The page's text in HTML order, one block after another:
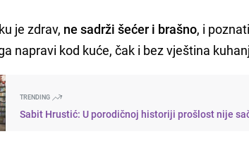
je zdrav, ne sadrži šećer i brašno, i
napravi kod kuće, čak i bez vještina
TRENDING
Sabit Hrustić: U porodičnoj historiji prošlost nije